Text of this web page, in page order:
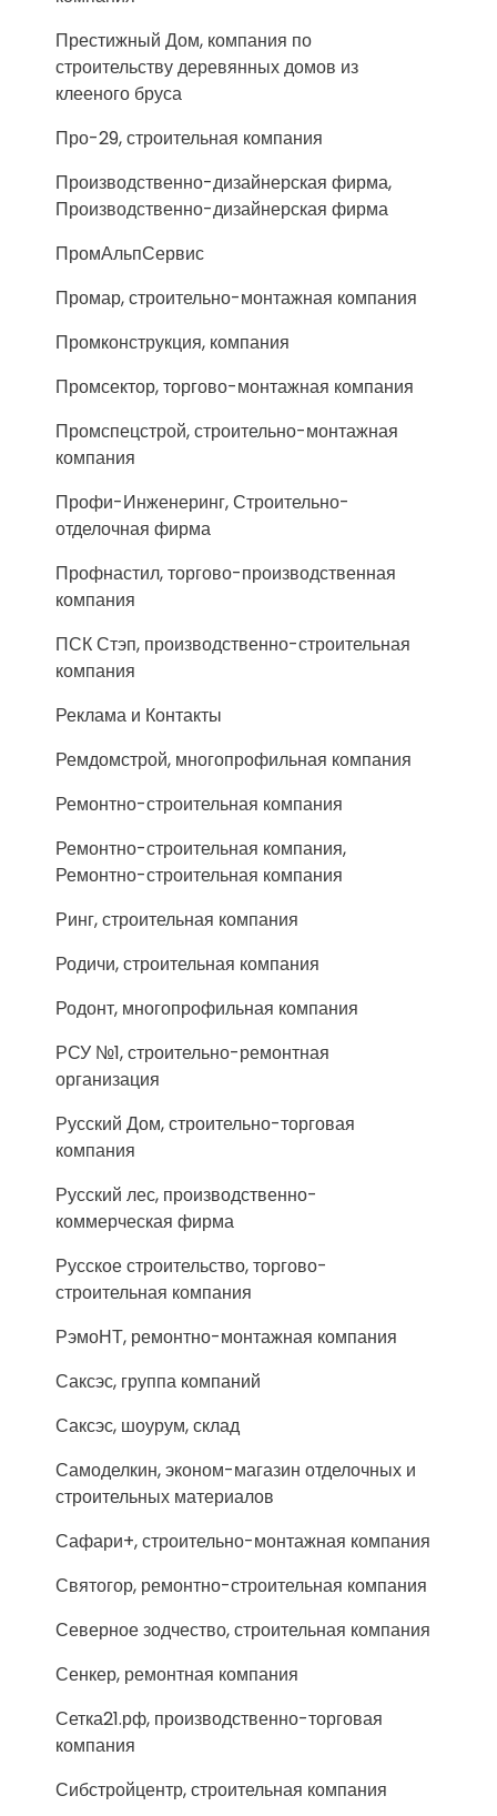
Престижный Дом, компания по
строительству деревянных домов из
клееного бруса
Про-29, строительная компания
Производственно-дизайнерская фирма,
Производственно-дизайнерская фирма
ПромАльпСервис
Промар, строительно-монтажная компания
Промконструкция, компания
Промсектор, торгово-монтажная компания
Промспецстрой, строительно-монтажная
компания
Профи-Инженеринг, Строительно-
отделочная фирма
Профнастил, торгово-производственная
компания
ПСК Стэп, производственно-строительная
компания
Реклама и Контакты
Ремдомстрой, многопрофильная компания
Ремонтно-строительная компания
Ремонтно-строительная компания,
Ремонтно-строительная компания
Ринг, строительная компания
Родичи, строительная компания
Родонт, многопрофильная компания
РСУ №1, строительно-ремонтная
организация
Русский Дом, строительно-торговая
компания
Русский лес, производственно-
коммерческая фирма
Русское строительство, торгово-
строительная компания
РэмоНТ, ремонтно-монтажная компания
Саксэс, группа компаний
Саксэс, шоурум, склад
Самоделкин, эконом-магазин отделочных и
строительных материалов
Сафари+, строительно-монтажная компания
Святогор, ремонтно-строительная компания
Северное зодчество, строительная компания
Сенкер, ремонтная компания
Сетка21.рф, производственно-торговая
компания
Сибстройцентр, строительная компания